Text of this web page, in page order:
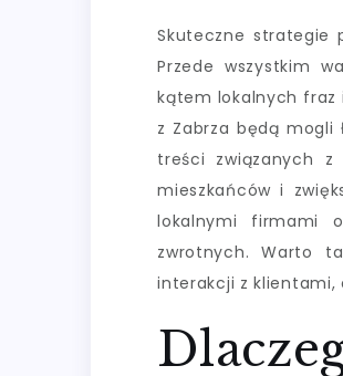
Skuteczne strategie
Przede wszystkim
kątem lokalnych fraz
z Zabrza będą mogli
treści związanych
mieszkańców i
lokalnymi firmami
zwrotnych. Warto
interakcji z klientami,